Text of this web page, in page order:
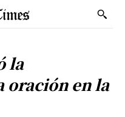
la
oración en la